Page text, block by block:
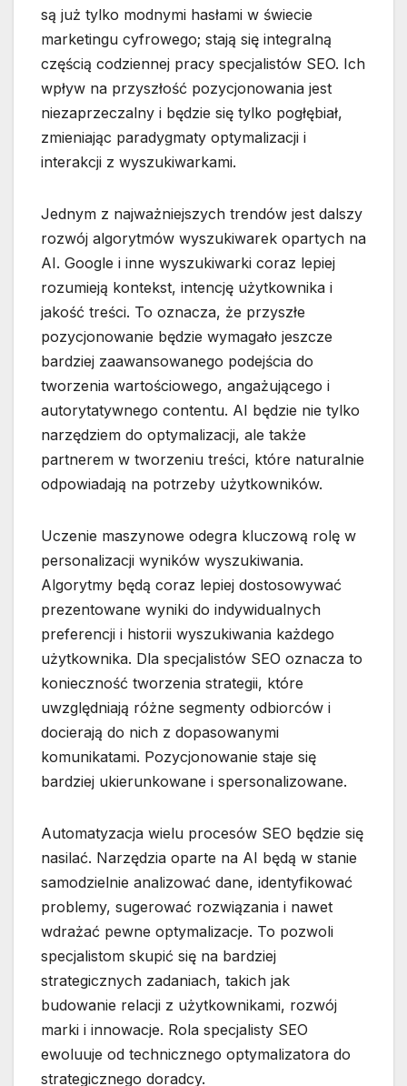
są już tylko modnymi hasłami w świecie
marketingu cyfrowego; stają się integralną
częścią codziennej pracy specjalistów SEO. Ich
wpływ na przyszłość pozycjonowania jest
niezaprzeczalny i będzie się tylko pogłębiał,
zmieniając paradygmaty optymalizacji i
interakcji z wyszukiwarkami.
Jednym z najważniejszych trendów jest dalszy
rozwój algorytmów wyszukiwarek opartych na
AI. Google i inne wyszukiwarki coraz lepiej
rozumieją kontekst, intencję użytkownika i
jakość treści. To oznacza, że przyszłe
pozycjonowanie będzie wymagało jeszcze
bardziej zaawansowanego podejścia do
tworzenia wartościowego, angażującego i
autorytatywnego contentu. AI będzie nie tylko
narzędziem do optymalizacji, ale także
partnerem w tworzeniu treści, które naturalnie
odpowiadają na potrzeby użytkowników.
Uczenie maszynowe odegra kluczową rolę w
personalizacji wyników wyszukiwania.
Algorytmy będą coraz lepiej dostosowywać
prezentowane wyniki do indywidualnych
preferencji i historii wyszukiwania każdego
użytkownika. Dla specjalistów SEO oznacza to
konieczność tworzenia strategii, które
uwzględniają różne segmenty odbiorców i
docierają do nich z dopasowanymi
komunikatami. Pozycjonowanie staje się
bardziej ukierunkowane i spersonalizowane.
Automatyzacja wielu procesów SEO będzie się
nasilać. Narzędzia oparte na AI będą w stanie
samodzielnie analizować dane, identyfikować
problemy, sugerować rozwiązania i nawet
wdrażać pewne optymalizacje. To pozwoli
specjalistom skupić się na bardziej
strategicznych zadaniach, takich jak
budowanie relacji z użytkownikami, rozwój
marki i innowacje. Rola specjalisty SEO
ewoluuje od technicznego optymalizatora do
strategicznego doradcy.